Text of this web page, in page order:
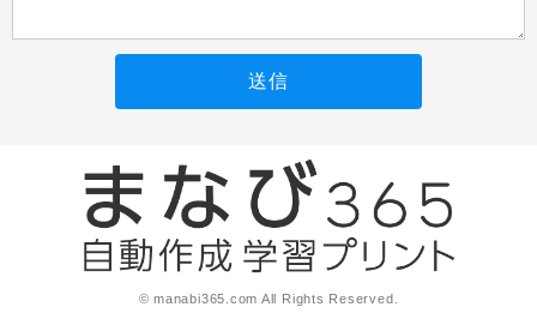
送信
© manabi365.com All Rights Reserved.